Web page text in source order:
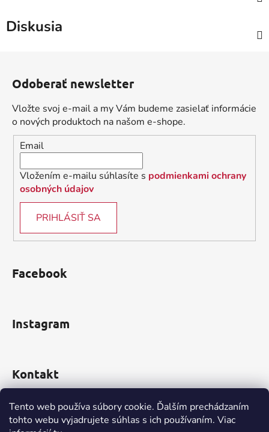
Tento web používa súbory cookie. Ďalším prechádzaním
tohto webu vyjadrujete súhlas s ich používaním. Viac
Diskusia
Odoberať newsletter
Vložte svoj e-mail a my Vám budeme zasielať informácie
o nových produktoch na našom e-shope.
Email
Vložením e-mailu súhlasíte s podmienkami ochrany
osobných údajov
PRIHLÁSIŤ SA
Facebook
Instagram
Kontakt
obchod@incomp.sk